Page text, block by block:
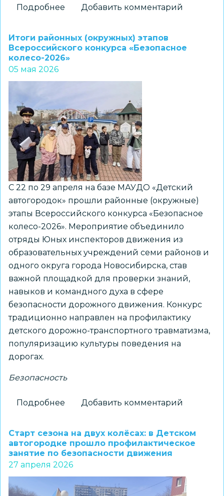
Подробнее
проведения
противоклещевых
обработок
образовательных
организаций
Добавить комментарий
Итоги районных (окружных) этапов
Всероссийского конкурса «Безопасное
колесо-2026»
05 мая 2026
С 22 по 29 апреля на базе МАУДО «Детский
автогородок» прошли районные (окружные)
этапы Всероссийского конкурса «Безопасное
колесо-2026». Мероприятие объединило
отряды Юных инспекторов движения из
образовательных учреждений семи районов и
одного округа города Новосибирска, став
важной площадкой для проверки знаний,
навыков и командного духа в сфере
безопасности дорожного движения. Конкурс
традиционно направлен на профилактику
детского дорожно-транспортного травматизма,
популяризацию культуры поведения на
дорогах.
Безопасность
Подробнее
(окружных)
этапов
Всероссийского
«Безопасное
Добавить комментарий
Старт сезона на двух колёсах: в Детском
автогородке прошло профилактическое
занятие по безопасности движения
27 апреля 2026